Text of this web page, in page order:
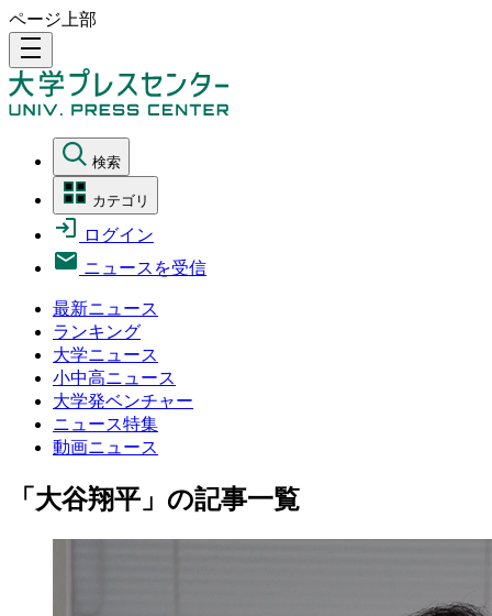
ページ上部
density_medium
検索
カテゴリ
ログイン
ニュースを受信
最新ニュース
ランキング
大学ニュース
小中高ニュース
大学発ベンチャー
ニュース特集
動画ニュース
「大谷翔平」の記事一覧